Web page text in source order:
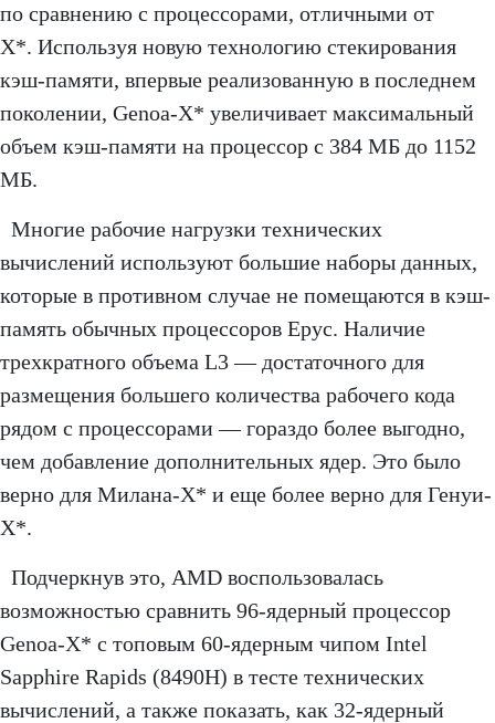
по сравнению с процессорами, отличными от
X*. Используя новую технологию стекирования
кэш-памяти, впервые реализованную в последнем
поколении, Genoa-X* увеличивает максимальный
объем кэш-памяти на процессор с 384 МБ до 1152
МБ.
Многие рабочие нагрузки технических
вычислений используют большие наборы данных,
которые в противном случае не помещаются в кэш-
память обычных процессоров Epyc. Наличие
трехкратного объема L3 — достаточного для
размещения большего количества рабочего кода
рядом с процессорами — гораздо более выгодно,
чем добавление дополнительных ядер. Это было
верно для Милана-X* и еще более верно для Генуи-
X*.
Подчеркнув это, AMD воспользовалась
возможностью сравнить 96-ядерный процессор
Genoa-X* с топовым 60-ядерным чипом Intel
Sapphire Rapids (8490H) в тесте технических
вычислений, а также показать, как 32-ядерный